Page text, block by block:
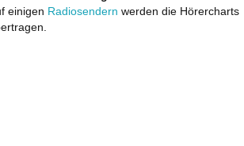
einigen Radiosendern werden die Hörercharts